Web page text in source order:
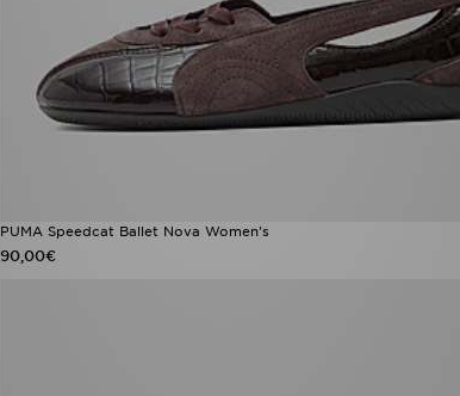
PUMA Speedcat Ballet Nova Women's
90,00€